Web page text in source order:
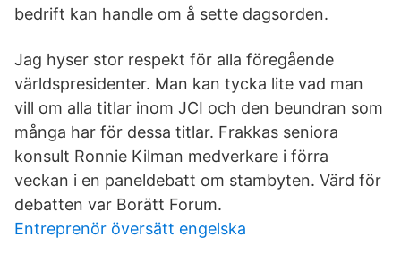
bedrift kan handle om å sette dagsorden.
Jag hyser stor respekt för alla föregående
världspresidenter. Man kan tycka lite vad man
vill om alla titlar inom JCI och den beundran som
många har för dessa titlar. Frakkas seniora
konsult Ronnie Kilman medverkare i förra
veckan i en paneldebatt om stambyten. Värd för
debatten var Borätt Forum.
Entreprenör översätt engelska